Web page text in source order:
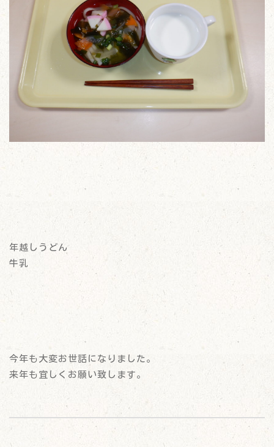
年越しうどん
牛乳
今年も大変お世話になりました。
来年も宜しくお願い致します。